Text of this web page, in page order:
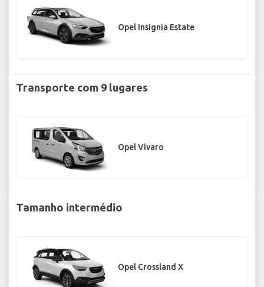
Opel Insignia Estate
Transporte com 9 lugares
Opel Vivaro
Tamanho intermédio
Opel Crossland X